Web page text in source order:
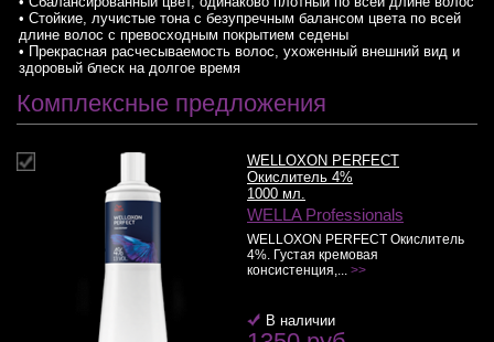
• Стойкие, лучистые тона с безупречным балансом цвета по всей
длине волос с превосходным покрытием седены
• Прекрасная расчесываемость волос, ухоженный внешний вид и
здоровый блеск на долгое время
Комплексные предложения
WELLOXON PERFECT
Окислитель 4%
1000 мл.
WELLA Professionals
WELLOXON PERFECT Окислитель
4%. Густая кремовая
консистенция,... >>
В наличии